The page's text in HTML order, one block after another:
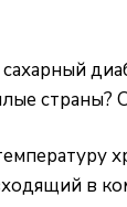
страны?
в